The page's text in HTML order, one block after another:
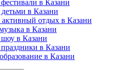
в Казани
в Казани
отдых в Казани
в Казани
в Казани
в Казани
в Казани